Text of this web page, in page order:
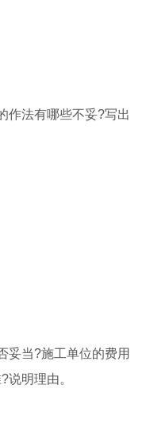
作法有哪些不妥?写出
妥当?施工单位的费用
说明理由。